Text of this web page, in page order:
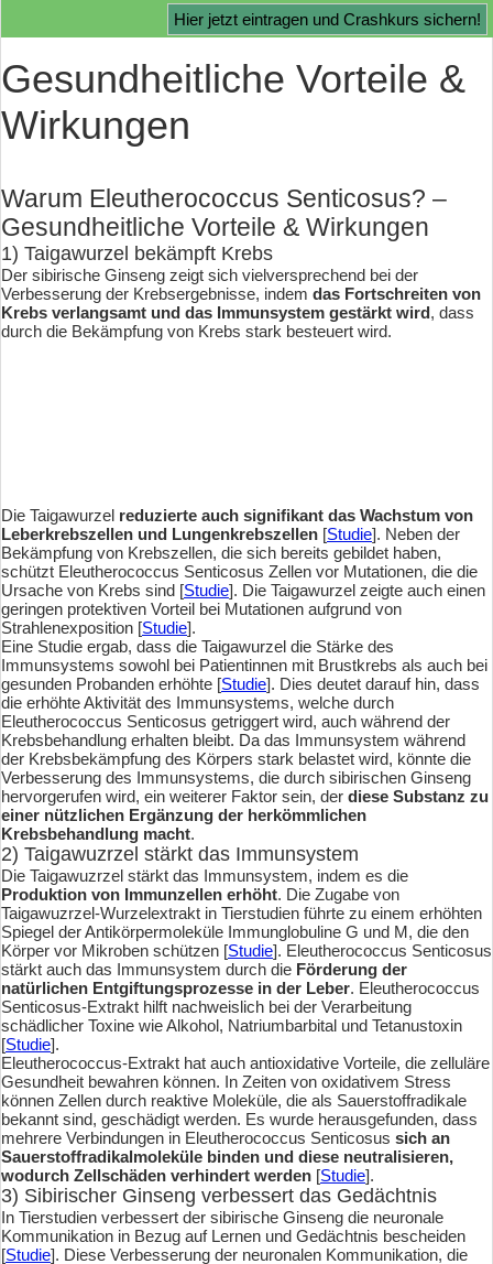
Gesundheitliche Vorteile &
Wirkungen
Warum Eleutherococcus Senticosus? –
Gesundheitliche Vorteile & Wirkungen
1) Taigawurzel bekämpft Krebs
Der sibirische Ginseng zeigt sich vielversprechend bei der
Verbesserung der Krebsergebnisse, indem das Fortschreiten von
Krebs verlangsamt und das Immunsystem gestärkt wird, dass
durch die Bekämpfung von Krebs stark besteuert wird.
Die Taigawurzel reduzierte auch signifikant das Wachstum von
Leberkrebszellen und Lungenkrebszellen [Studie]. Neben der
Bekämpfung von Krebszellen, die sich bereits gebildet haben,
schützt Eleutherococcus Senticosus Zellen vor Mutationen, die die
Ursache von Krebs sind [Studie]. Die Taigawurzel zeigte auch einen
geringen protektiven Vorteil bei Mutationen aufgrund von
Strahlenexposition [Studie].
Eine Studie ergab, dass die Taigawurzel die Stärke des
Immunsystems sowohl bei Patientinnen mit Brustkrebs als auch bei
gesunden Probanden erhöhte [Studie]. Dies deutet darauf hin, dass
die erhöhte Aktivität des Immunsystems, welche durch
Eleutherococcus Senticosus getriggert wird, auch während der
Krebsbehandlung erhalten bleibt. Da das Immunsystem während
der Krebsbekämpfung des Körpers stark belastet wird, könnte die
Verbesserung des Immunsystems, die durch sibirischen Ginseng
hervorgerufen wird, ein weiterer Faktor sein, der diese Substanz zu
einer nützlichen Ergänzung der herkömmlichen
Krebsbehandlung macht.
2) Taigawuzrzel stärkt das Immunsystem
Die Taigawuzrzel stärkt das Immunsystem, indem es die
Produktion von Immunzellen erhöht. Die Zugabe von
Taigawuzrzel-Wurzelextrakt in Tierstudien führte zu einem erhöhten
Spiegel der Antikörpermoleküle Immunglobuline G und M, die den
Körper vor Mikroben schützen [Studie]. Eleutherococcus Senticosus
stärkt auch das Immunsystem durch die Förderung der
natürlichen Entgiftungsprozesse in der Leber. Eleutherococcus
Senticosus-Extrakt hilft nachweislich bei der Verarbeitung
schädlicher Toxine wie Alkohol, Natriumbarbital und Tetanustoxin
[Studie].
Eleutherococcus-Extrakt hat auch antioxidative Vorteile, die zelluläre
Gesundheit bewahren können. In Zeiten von oxidativem Stress
können Zellen durch reaktive Moleküle, die als Sauerstoffradikale
bekannt sind, geschädigt werden. Es wurde herausgefunden, dass
mehrere Verbindungen in Eleutherococcus Senticosus sich an
Sauerstoffradikalmoleküle binden und diese neutralisieren,
wodurch Zellschäden verhindert werden [Studie].
3) Sibirischer Ginseng verbessert das Gedächtnis
In Tierstudien verbessert der sibirische Ginseng die neuronale
Kommunikation in Bezug auf Lernen und Gedächtnis bescheiden
[Studie]. Diese Verbesserung der neuronalen Kommunikation, die